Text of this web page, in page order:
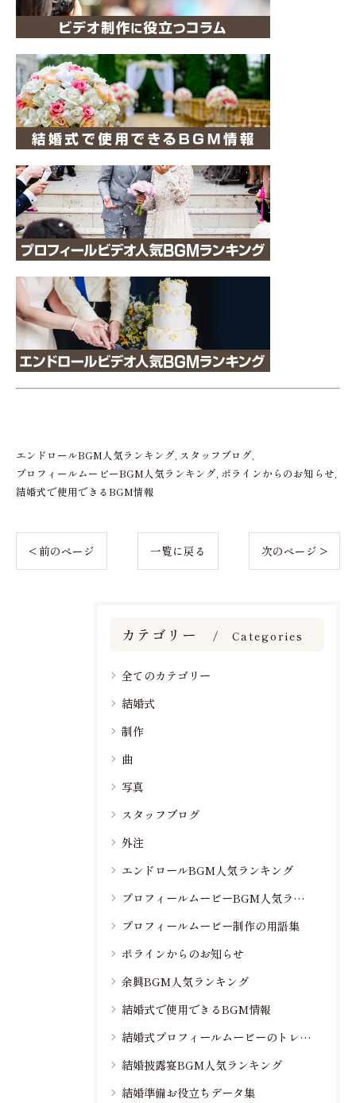
エンドロールBGM人気ランキング スタッフブログ
プロフィールムービーBGM人気ランキング ポラインからのお知らせ
結婚式で使用できるBGM情報
< 前のページ 一覧に戻る 次のページ >
カテゴリー Categories
全てのカテゴリー
結婚式
制作
曲
写真
スタッフブログ
外注
エンドロールBGM人気ランキング
プロフィールムービーBGM人気ランキング
プロフィールムービー制作の用語集
ポラインからのお知らせ
余興BGM人気ランキング
結婚式で使用できるBGM情報
結婚式プロフィールムービーのトレンド情報
結婚披露宴BGM人気ランキング
結婚準備お役立ちデータ集